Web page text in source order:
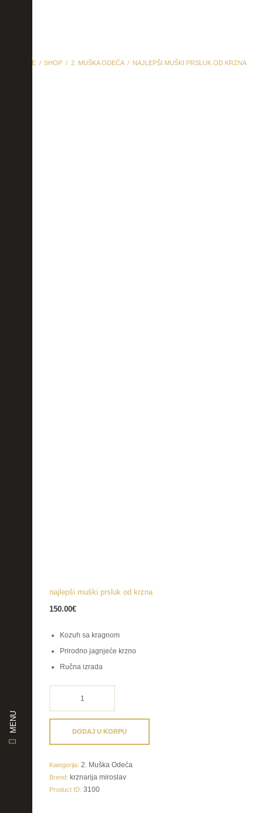
MENU
HOME SHOP 2. MUŠKA ODEĆA NAJLEPŠI MUŠKI PRSLUK OD KRZNA
najlepši muški prsluk od krzna
150.00€
Kozuh sa kragnom
Prirodno jagnjeće krzno
Ručna izrada
DODAJ U KORPU
Kategorija: 2. Muška Odeća
Brend: krznarija miroslav
Product ID: 3100